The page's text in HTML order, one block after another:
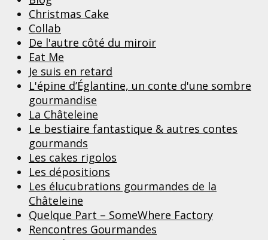
Christmas Cake
Collab
De l'autre côté du miroir
Eat Me
Je suis en retard
L'épine d’Églantine, un conte d'une sombre
gourmandise
La Châteleine
Le bestiaire fantastique & autres contes
gourmands
Les cakes rigolos
Les dépositions
Les élucubrations gourmandes de la
Châteleine
Quelque Part – SomeWhere Factory
Rencontres Gourmandes